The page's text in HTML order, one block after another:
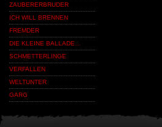
ZAUBERERBRUDER
ICH WILL BRENNEN
FREMDER
DIE KLEINE BALLADE…
SCHMETTERLINGE
VERFALLEN
WELTUNTER
GARG